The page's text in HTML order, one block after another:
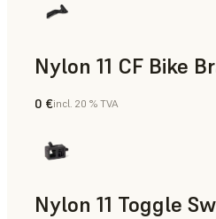
Nylon 11 CF Bike
Poudre SLS
0 €incl. 20 % TVA
Nylon 11 Toggle